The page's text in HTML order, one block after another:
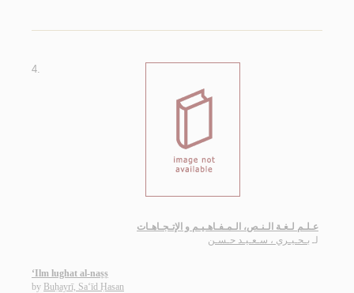
4.
عـلـم لـغـة الـنـص، الـمـفـاهـيـم و الإتـجـاهـات
لـ بـحـيـري ، سـعـيـد حـسـن
‘Ilm lughat al-naṣṣ
by Buḥayrī, Sa‘īd Ḥasan